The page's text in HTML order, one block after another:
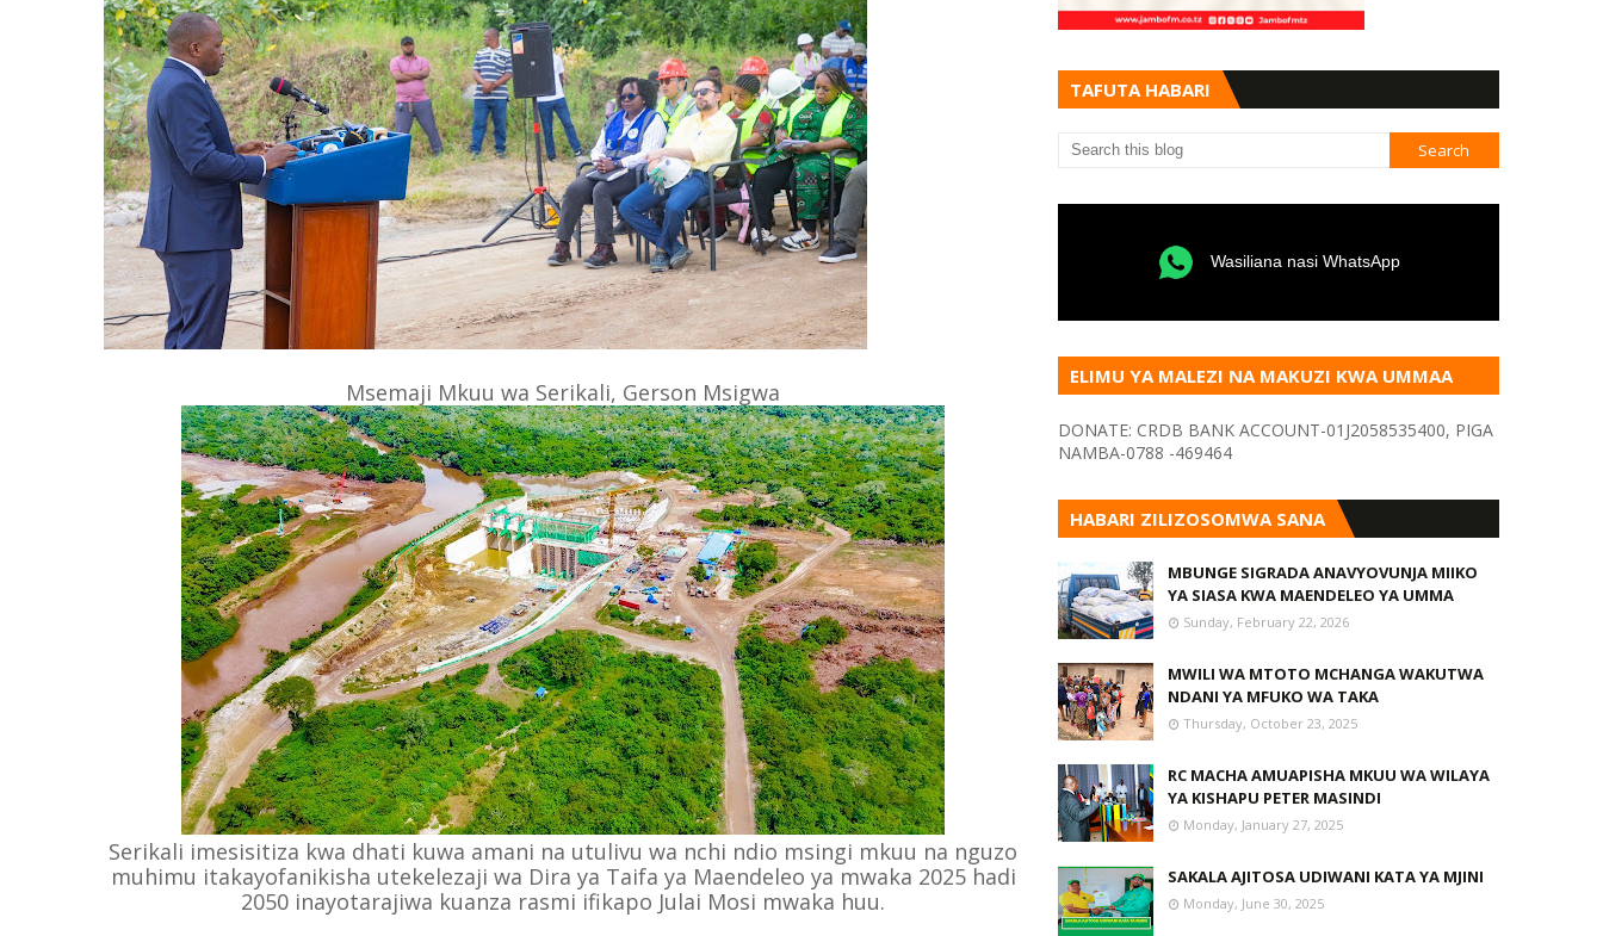
Msemaji Mkuu wa Serikali, Gerson Msigwa
Serikali imesisitiza kwa dhati kuwa amani na utulivu wa nchi ndio msingi mkuu na nguzo
muhimu itakayofanikisha utekelezaji wa Dira ya Taifa ya Maendeleo ya mwaka 2025 hadi
2050 inayotarajiwa kuanza rasmi ifikapo Julai Mosi mwaka huu.
TAFUTA HABARI
Wasiliana nasi WhatsApp
ELIMU YA MALEZI NA MAKUZI KWA UMMAA
DONATE: CRDB BANK ACCOUNT-01J2058535400, PIGA
NAMBA-0788 -469464
HABARI ZILIZOSOMWA SANA
MBUNGE SIGRADA ANAVYOVUNJA MIIKO
YA SIASA KWA MAENDELEO YA UMMA
Sunday, February 22, 2026
MWILI WA MTOTO MCHANGA WAKUTWA
NDANI YA MFUKO WA TAKA
Thursday, October 23, 2025
RC MACHA AMUAPISHA MKUU WA WILAYA
YA KISHAPU PETER MASINDI
Monday, January 27, 2025
SAKALA AJITOSA UDIWANI KATA YA MJINI
Monday, June 30, 2025